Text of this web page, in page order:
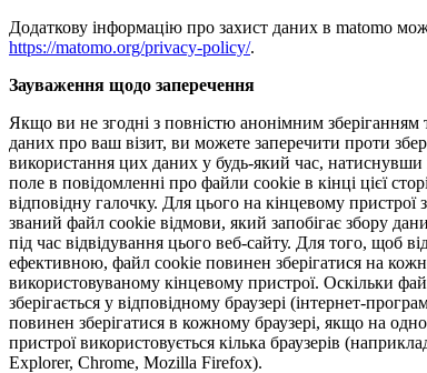
Додаткову інформацію про захист даних в mato­mo
https://matomo.org/privacy-policy/.
Зауваження щодо заперечення
Якщо ви не згодні з повністю анонімним зберіганням
даних про ваш візит, ви можете заперечити проти
використання цих даних у будь-який час, натиснувши
поле в повідомленні про файли cook­ie в кінці цієї
відповідну галочку. Для цього на кінцевому пристрої
званий файл cook­ie відмови, який запобігає збору
під час відвідування цього веб-сайту. Для того, щоб
ефективною, файл cook­ie повинен зберігатися на
використовуваному кінцевому пристрої. Оскільки
зберігається у відповідному браузері (інтернет-
повинен зберігатися в кожному браузері, якщо на
пристрої використовується кілька браузерів
Explor­er, Chrome, Mozil­la Fire­fox).